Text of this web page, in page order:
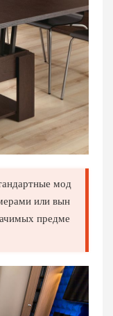
мод
или вын
предме